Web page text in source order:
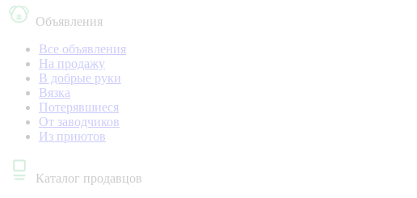
Объявления
Все объявления
На продажу
В добрые руки
Вязка
Потерявшиеся
От заводчиков
Из приютов
Каталог продавцов